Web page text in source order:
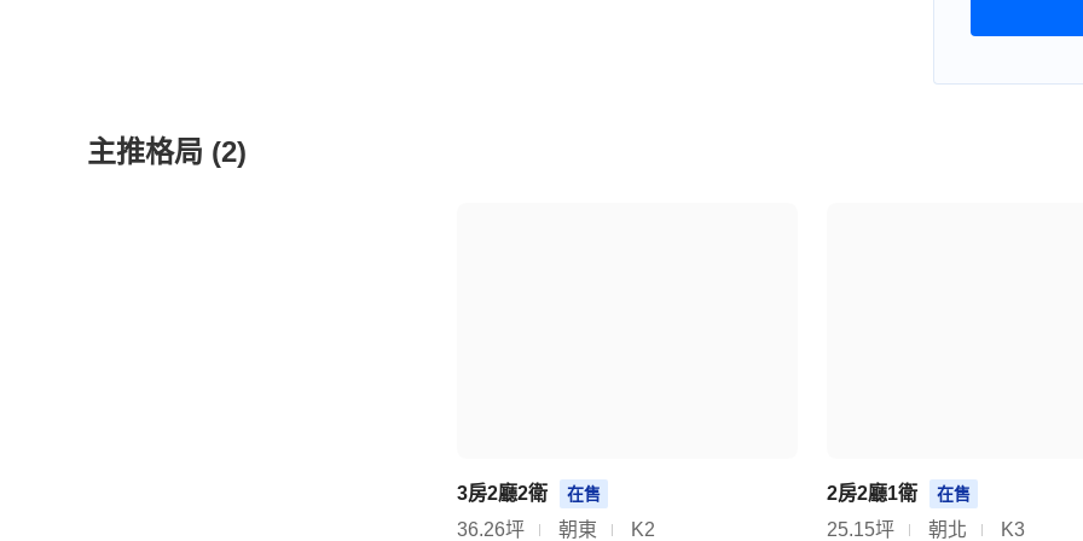
主推格局 (2)
3房2廳2衛 在售
36.26坪 朝東 K2
2房2廳1衛 在售
25.15坪 朝北 K3